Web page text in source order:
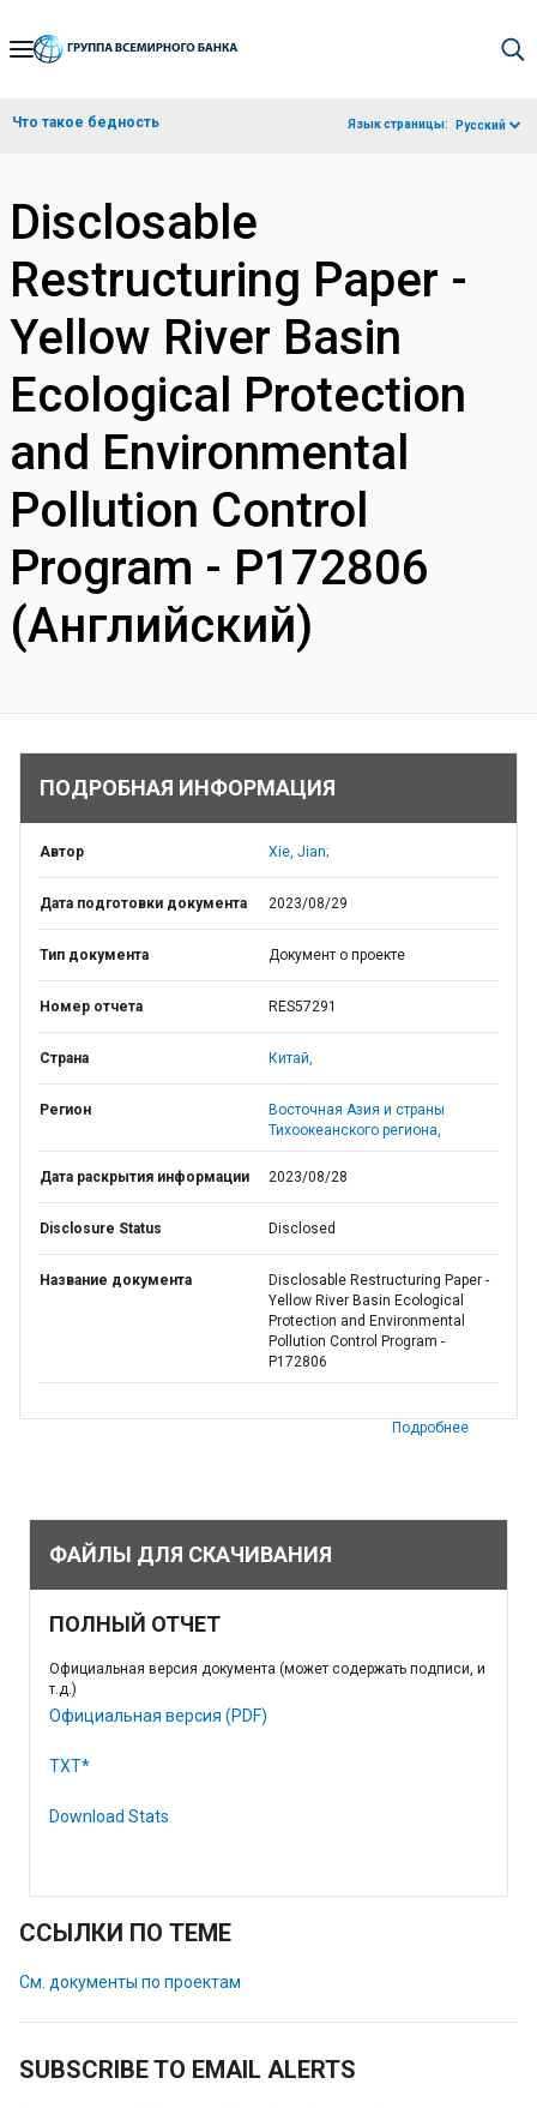
Skip
Navigation
Что такое бедность Язык страницы: Русский
Disclosable
Restructuring Paper -
Yellow River Basin
Ecological Protection
and Environmental
Pollution Control
Program - P172806
(Английский)
ПОДРОБНАЯ ИНФОРМАЦИЯ
Автор Xie, Jian;
Дата подготовки документа 2023/08/29
Тип документа Документ о проекте
Номер отчета RES57291
Страна Китай,
Регион
Восточная Азия и страны
Тихоокеанского региона,
Дата раскрытия информации 2023/08/28
Disclosure Status Disclosed
Название документа
Disclosable Restructuring Paper -
Yellow River Basin Ecological
Protection and Environmental
Pollution Control Program -
P172806
Подробнее
ФАЙЛЫ ДЛЯ СКАЧИВАНИЯ
ПОЛНЫЙ ОТЧЕТ
Официальная версия документа (может содержать подписи, и
т.д.)
Официальная версия (PDF)
TXT*
Download Stats
ССЫЛКИ ПО ТЕМЕ
См. документы по проектам
SUBSCRIBE TO EMAIL ALERTS